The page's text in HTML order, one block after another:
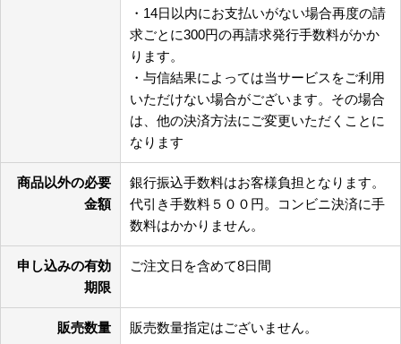
・14日以内にお支払いがない場合再度の請
求ごとに300円の再請求発行手数料がかか
ります。
・与信結果によっては当サービスをご利用
いただけない場合がございます。その場合
は、他の決済方法にご変更いただくことに
なります
商品以外の必要
金額
銀行振込手数料はお客様負担となります。
代引き手数料５００円。コンビニ決済に手
数料はかかりません。
申し込みの有効
期限
ご注文日を含めて8日間
販売数量 販売数量指定はございません。